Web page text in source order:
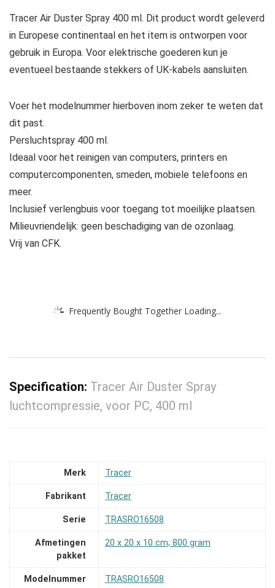
Tracer Air Duster Spray 400 ml. Dit product wordt geleverd
in Europese continentaal en het item is ontworpen voor
gebruik in Europa. Voor elektrische goederen kun je
eventueel bestaande stekkers of UK-kabels aansluiten.
Voer het modelnummer hierboven inom zeker te weten dat
dit past.
Persluchtspray 400 ml.
Ideaal voor het reinigen van computers, printers en
computercomponenten, smeden, mobiele telefoons en
meer.
Inclusief verlengbuis voor toegang tot moeilijke plaatsen.
Milieuvriendelijk: geen beschadiging van de ozonlaag.
Vrij van CFK.
Frequently Bought Together Loading...
Specification: Tracer Air Duster Spray
luchtcompressie, voor PC, 400 ml
Merk ‎Tracer
Fabrikant ‎Tracer
Serie ‎TRASRO16508
Afmetingen
pakket
‎20 x 20 x 10 cm; 800 gram
Modelnummer
‎TRASRO16508